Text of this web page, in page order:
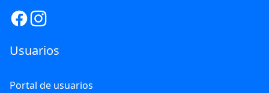
Usuarios
Portal de usuarios